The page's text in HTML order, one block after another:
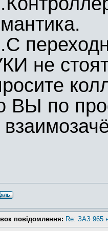
не
ВЫ по
повідомлення: Re: ЗАЗ 965